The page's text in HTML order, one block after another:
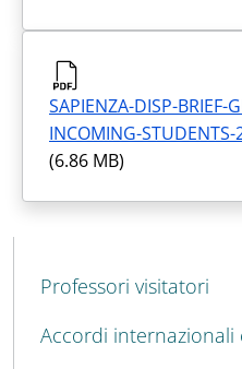
SAPIENZA-DISP-BRIEF-
INCOMING-
(6.86 MB)
MAIN NAVIGATION
Professori visitatori
Accordi internazionali